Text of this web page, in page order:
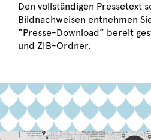
Den vollständigen Pressetext
Bildnachweisen entnehmen
“Presse-Download” bereit
und ZIB-Ordner.